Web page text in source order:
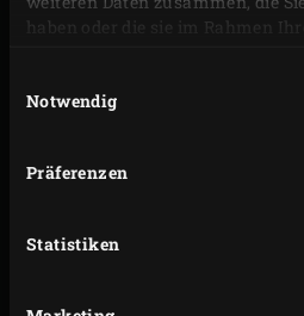
haben oder die sie im Rahmen
Notwendig
Präferenzen
Statistiken
bis zehn Minuten
Kartoffelscheiben, den
Masala hinzufügen. Den
aber die Kartoffelscheiben
Wenn die Scheiben nach
weich sind, die Pfanne aus